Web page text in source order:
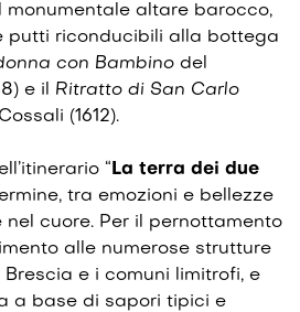
monumentale altare barocco,
putti riconducibili alla bottega
con Bambino del
e il Ritratto di San Carlo
(1612).
“ La terra dei due
tra emozioni e bellezze
cuore. Per il pernottamento
alle numerose strutture
e i comuni limitrofi, e
a base di sapori tipici e